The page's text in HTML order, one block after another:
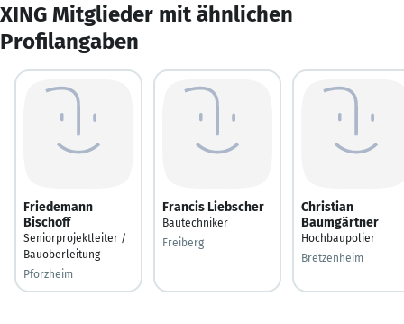
XING Mitglieder mit ähnlichen
Profilangaben
Friedemann
Bischoff
Seniorprojektleiter /
Bauoberleitung
Pforzheim
Francis Liebscher
Bautechniker
Freiberg
Christian
Baumgärtner
Hochbaupolier
Bretzenheim